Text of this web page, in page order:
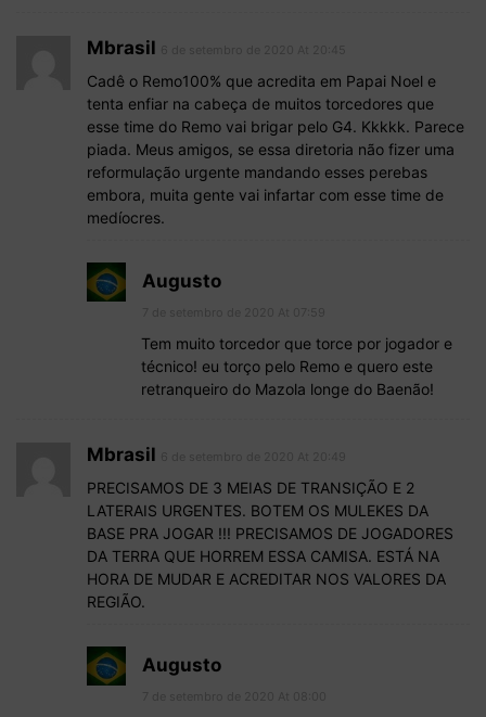
Mbrasil
Cadê o Remo100% que acredita em Papai Noel e
tenta enfiar na cabeça de muitos torcedores que
esse time do Remo vai brigar pelo G4. Kkkkk. Parece
piada. Meus amigos, se essa diretoria não fizer uma
reformulação urgente mandando esses perebas
embora, muita gente vai infartar com esse time de
medíocres.
Augusto
Tem muito torcedor que torce por jogador e
técnico! eu torço pelo Remo e quero este
retranqueiro do Mazola longe do Baenão!
Mbrasil
PRECISAMOS DE 3 MEIAS DE TRANSIÇÃO E 2
LATERAIS URGENTES. BOTEM OS MULEKES DA
BASE PRA JOGAR !!! PRECISAMOS DE JOGADORES
DA TERRA QUE HORREM ESSA CAMISA. ESTÁ NA
HORA DE MUDAR E ACREDITAR NOS VALORES DA
REGIÃO.
Augusto